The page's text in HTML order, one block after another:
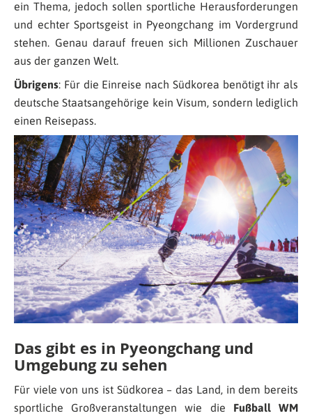
ein Thema, jedoch sollen sportliche Herausforderungen
und echter Sportsgeist in Pyeongchang im Vordergrund
stehen. Genau darauf freuen sich Millionen Zuschauer
aus der ganzen Welt.
Übrigens: Für die Einreise nach Südkorea benötigt ihr als
deutsche Staatsangehörige kein Visum, sondern lediglich
einen Reisepass.
Das gibt es in Pyeongchang und
Umgebung zu sehen
Für viele von uns ist Südkorea – das Land, in dem bereits
sportliche Großveranstaltungen wie die Fußball WM